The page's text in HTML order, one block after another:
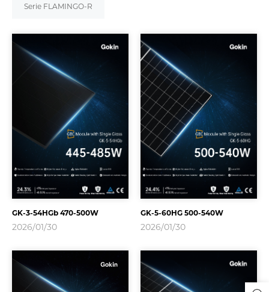
Serie FLAMINGO-R
GK-3-54HGb 470-500W
2026/01/30
GK-5-60HG 500-540W
2026/01/30